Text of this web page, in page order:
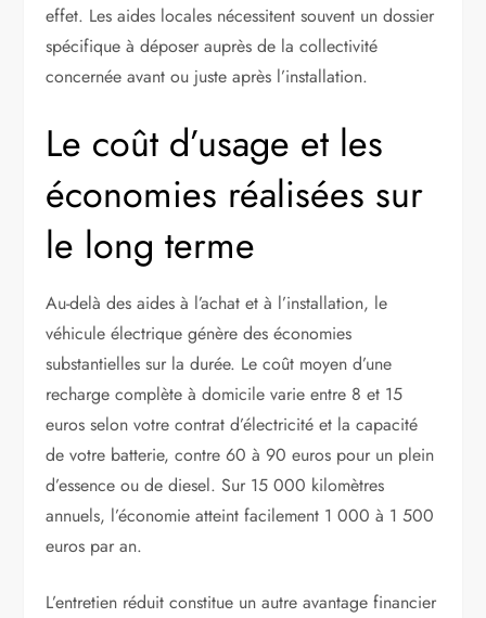
effet. Les aides locales nécessitent souvent un dossier
spécifique à déposer auprès de la collectivité
concernée avant ou juste après l’installation.
Le coût d’usage et les
économies réalisées sur
le long terme
Au-delà des aides à l’achat et à l’installation, le
véhicule électrique génère des économies
substantielles sur la durée. Le coût moyen d’une
recharge complète à domicile varie entre 8 et 15
euros selon votre contrat d’électricité et la capacité
de votre batterie, contre 60 à 90 euros pour un plein
d’essence ou de diesel. Sur 15 000 kilomètres
annuels, l’économie atteint facilement 1 000 à 1 500
euros par an.
L’entretien réduit constitue un autre avantage financier